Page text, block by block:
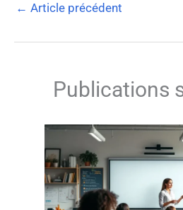
← Article précédent
Publications